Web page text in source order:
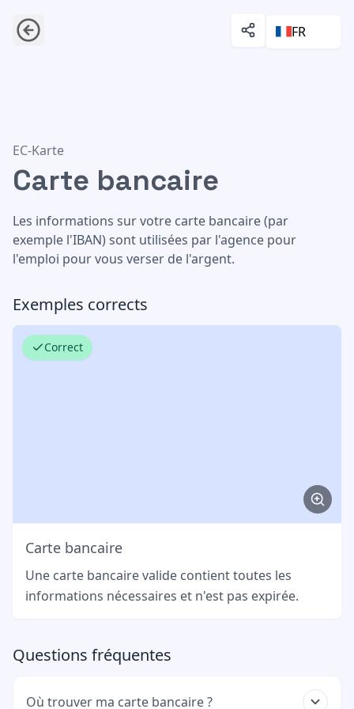
FR
Carte bancaire
EC-Karte
Carte bancaire
Les informations sur votre carte bancaire (par
exemple l'IBAN) sont utilisées par l'agence pour
l'emploi pour vous verser de l'argent.
Exemples corrects
Correct
Carte bancaire
Une carte bancaire valide contient toutes les
informations nécessaires et n'est pas expirée.
Questions fréquentes
Où trouver ma carte bancaire ?